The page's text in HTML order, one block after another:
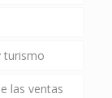
turismo
las ventas